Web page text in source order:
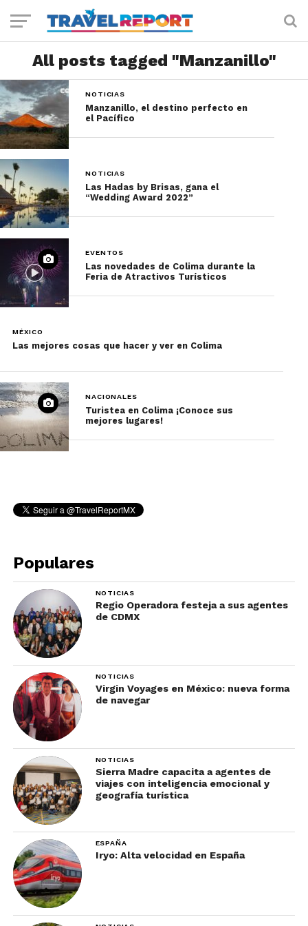
All posts tagged "Manzanillo"
NOTICIAS
Manzanillo, el destino perfecto en
el Pacífico
NOTICIAS
Las Hadas by Brisas, gana el
“Wedding Award 2022”
EVENTOS
Las novedades de Colima durante la
Feria de Atractivos Turísticos
MÉXICO
Las mejores cosas que hacer y ver en Colima
NACIONALES
Turistea en Colima ¡Conoce sus
mejores lugares!
Populares
NOTICIAS
Regio Operadora festeja a sus agentes
de CDMX
NOTICIAS
Virgin Voyages en México: nueva forma
de navegar
NOTICIAS
Sierra Madre capacita a agentes de
viajes con inteligencia emocional y
geografía turística
ESPAÑA
Iryo: Alta velocidad en España